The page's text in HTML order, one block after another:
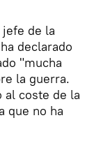
de la
declarado
"mucha
la guerra.
al coste de la
que no ha